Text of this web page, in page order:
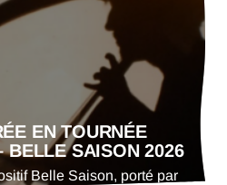
de Sainte-Marie,
autour d’un parcours
pratique artistique. Il…
EN TOURNÉE
BELLE SAISON 2026
Belle Saison, porté par